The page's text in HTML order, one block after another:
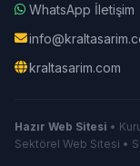
WhatsApp İletişim
kraltasarim.com
Hazır Web Sitesi •
Sektörel Web Sitesi •